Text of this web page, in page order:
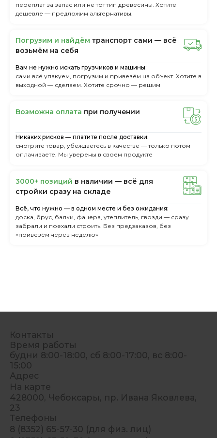
переплат за запас или не тот тип древесины. Хотите
дешевле — предложим альтернативы.
Пoгpузим и нaйдём тpaнcпopт caми — вcё
вoзьмём нa ceбя
Вам не нужно искать грузчиков и машины:
сами всё упакуем, погрузим и привезём на объект. Хотите в
выходной — сделаем. Хотите срочно — решим
Boзмoжнa oплaтa пpи пoлучeнии
Никаких рисков — платите после доставки:
смотрите товар, убеждаетесь в качестве — только потом
оплачиваете. Мы уверены в своём продукте
3000+ пoзиций в нaличии — вcё для
cтpoйки cpaзу нa cклaдe
Всё, что нужно — в одном месте и без ожидания:
доска, брус, балки, фанера, утеплитель, гвозди — сразу
забрали и поехали строить. Без предзаказов, без
«привезём через неделю»
Контакты
Время работы
будни 8:00-18:00, сб 8:00-17:00, вс 8:00-
15:00
Адрес
На карте
428000, Чебоксары, пр. Ивана Яковлева,
23
Телефоны
8 (8352) 65-57-30 (для физ. лиц)